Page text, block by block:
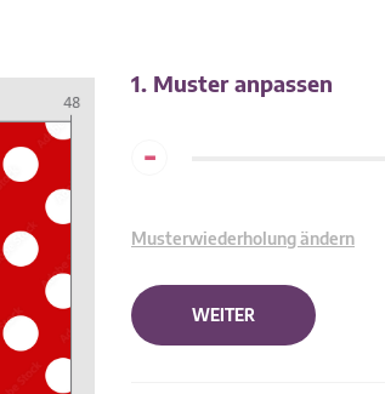
1. Muster anpassen
-
Musterwiederholung ändern
WEITER